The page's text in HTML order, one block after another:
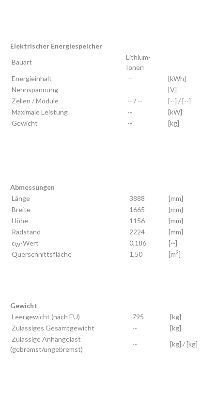
Elektrischer Energiespeicher
Bauart
Lithium-
Ionen
Energieinhalt
--
[kWh]
Nennspannung
--
[V]
Zellen / Module
-- / --
[--] / [--]
Maximale Leistung
--
[kW]
Gewicht
-- [kg]
Abmessungen
Länge
3888
[mm]
Breite
1665
[mm]
Höhe
1156
[mm]
Radstand
2224
[mm]
cW-Wert 0,186
[--]
Querschnittsfläche
1,50 [m2]
Gewicht
Leergewicht (nach EU)
795
[kg]
Zulässiges Gesamtgewicht
--
[kg]
Zulässige Anhängelast
(gebremst/ungebremst)
-- [kg] / [kg]